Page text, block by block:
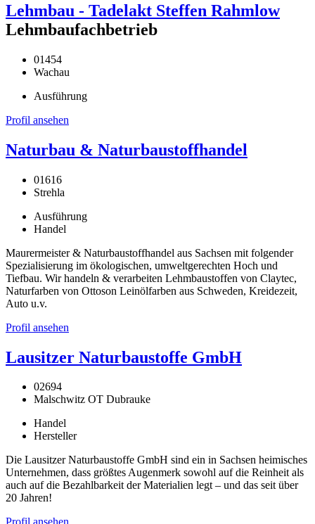
Lehmbau - Tadelakt Steffen Rahmlow
Lehmbaufachbetrieb
01454
Wachau
Ausführung
Profil ansehen
Naturbau & Naturbaustoffhandel
01616
Strehla
Ausführung
Handel
Maurermeister & Naturbaustoffhandel aus Sachsen mit folgender
Spezialisierung im ökologischen, umweltgerechten Hoch und
Tiefbau. Wir handeln & verarbeiten Lehmbaustoffen von Claytec,
Naturfarben von Ottoson Leinölfarben aus Schweden, Kreidezeit,
Auto u.v.
Profil ansehen
Lausitzer Naturbaustoffe GmbH
02694
Malschwitz OT Dubrauke
Handel
Hersteller
Die Lausitzer Naturbaustoffe GmbH sind ein in Sachsen heimisches
Unternehmen, dass größtes Augenmerk sowohl auf die Reinheit als
auch auf die Bezahlbarkeit der Materialien legt – und das seit über
20 Jahren!